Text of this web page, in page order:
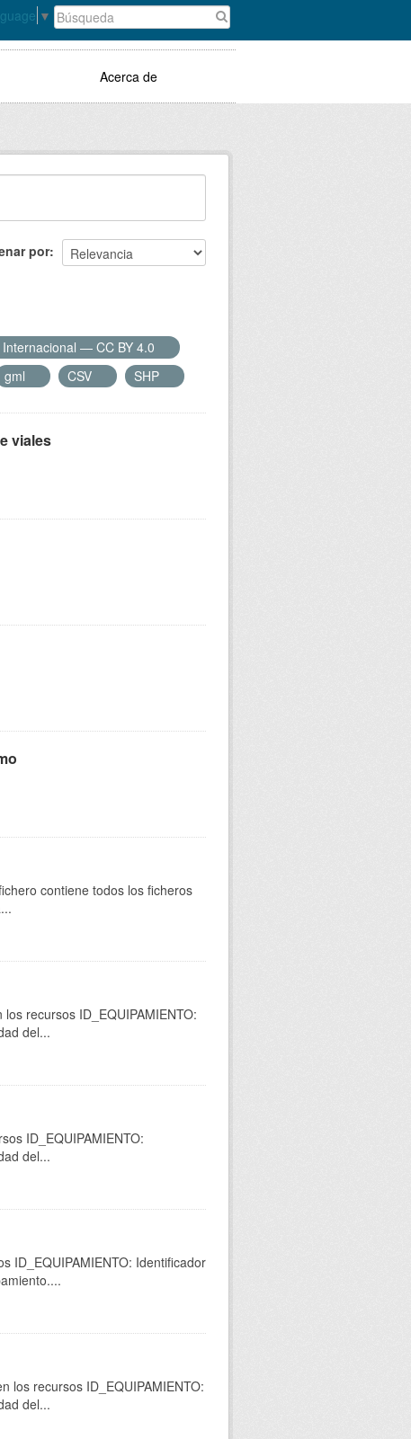
▼
Acerca de
por
— CC BY 4.0
gml CSV SHP
viales
contiene todos los ficheros
recursos ID_EQUIPAMIENTO:
del...
ID_EQUIPAMIENTO:
del...
ID_EQUIPAMIENTO: Identificador
los recursos ID_EQUIPAMIENTO:
del...